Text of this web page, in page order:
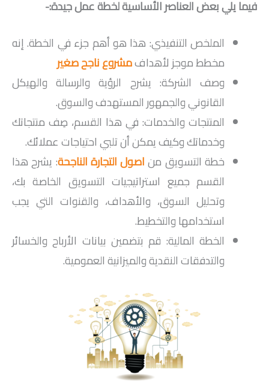
فيما يلي بعض العناصر الأساسية لخطة عمل جيدة:-
الملخص التنفيذي: هذا هو أهم جزء في الخطة. إنه
مخطط موجز لأهدافمشروع ناجح صغير
وصف الشركة: يشرح الرؤية والرسالة والهيكل
القانوني والجمهور المستهدف والسوق.
المنتجات والخدمات: في هذا القسم، صِف منتجاتك
وخدماتك وكيف يمكن أن تلبي احتياجات عملائك.
خطة التسويق مناصول التجارة الناجحة: يشرح هذا
القسم جميع استراتيجيات التسويق الخاصة بك،
وتحليل السوق، والأهداف، والقنوات التي يجب
استخدامها والتخطيط.
الخطة المالية: قم بتضمين بيانات الأرباح والخسائر
والتدفقات النقدية والميزانية العمومية.